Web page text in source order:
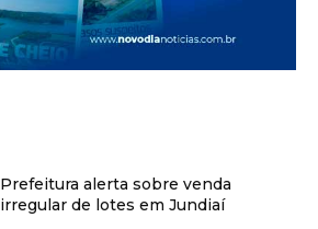
Prefeitura alerta sobre venda
irregular de lotes em Jundiaí